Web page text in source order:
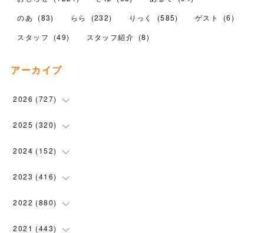
のあ
(83) らら (232) りっく (585) ゲスト (6)
スタッフ
(49) スタッフ紹介 (8)
アーカイブ
2026 (727)
(18)
(104
( 110
(119
2025 (320)
(90)
( 100
(72)
( 4 )
2024 (152)
(5 )
(5)
( 7 )
2023 (416)
(28)
(58)
2022 (880)
(31)
2021 (443)